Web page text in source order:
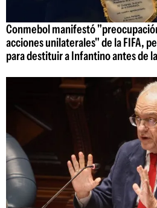
Conmebol manifestó
acciones unilaterales" de la FIFA,
para destituir a Infantino antes de